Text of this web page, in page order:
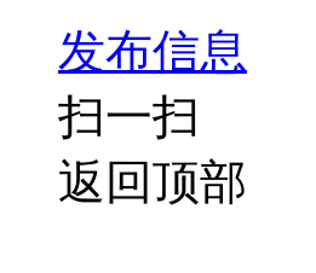
发布信息
扫一扫
返回顶部